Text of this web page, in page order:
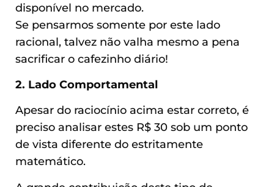
disponível no mercado.
Se pensarmos somente por este lado
racional, talvez não valha mesmo a pena
sacrificar o cafezinho diário!
2. Lado Comportamental
Apesar do raciocínio acima estar correto, é
preciso analisar estes R$ 30 sob um ponto
de vista diferente do estritamente
matemático.